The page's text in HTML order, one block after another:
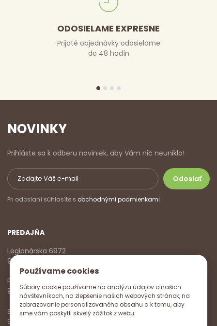
Používame cookies
Súbory cookie používame na analýzu údajov o našich
návštevníkoch, na zlepšenie našich webových stránok, na
zobrazovanie personalizovaného obsahu a k tomu, aby
sme vám poskytli skvelý zážitok z webu.
ODOSIELAME EXPRESNE
Prijaté objednávky odosielame
do 48 hodín
NOVINKY
Prihláste sa k odberu noviniek, aby Vám nič neuniklo!
Pri odoslaní súhlasíte s obchodnými podmienkami
PREDAJŇA
Legionárska 6972
911 01 Trenčín
Pondelok - Piatok
9:00 - 17:00
Sobota
9:00 - 12:00